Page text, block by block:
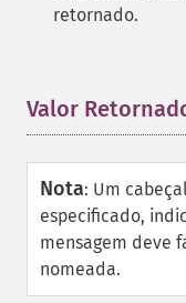
retornado.
Valor
Nota: Um
especificado,
mensagem deve
nomeada.